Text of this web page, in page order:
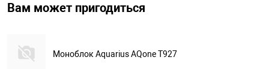
Вам может пригодиться
Моноблок Aquarius AQone T927